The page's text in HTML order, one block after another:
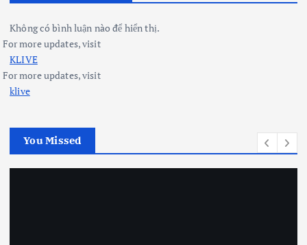
Không có bình luận nào để hiển thị.
For more updates, visit
KLIVE
For more updates, visit
klive
You Missed